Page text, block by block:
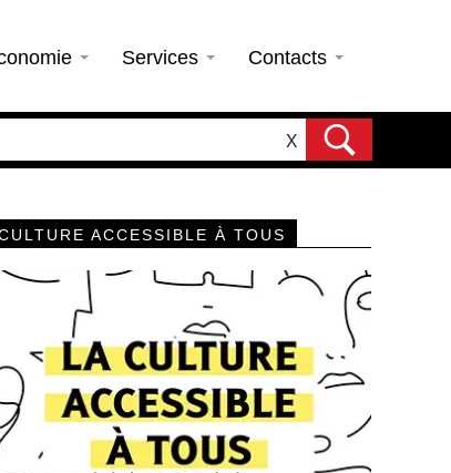
Services Contacts
X
ACCESSIBLE À TOUS